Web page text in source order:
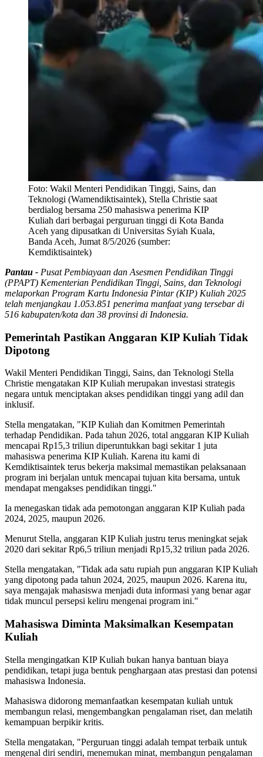
Foto: Wakil Menteri Pendidikan Tinggi, Sains, dan
Teknologi (Wamendiktisaintek), Stella Christie saat
berdialog bersama 250 mahasiswa penerima KIP
Kuliah dari berbagai perguruan tinggi di Kota Banda
Aceh yang dipusatkan di Universitas Syiah Kuala,
Banda Aceh, Jumat 8/5/2026 (sumber:
Kemdiktisaintek)
Pantau - Pusat Pembiayaan dan Asesmen Pendidikan Tinggi
(PPAPT) Kementerian Pendidikan Tinggi, Sains, dan Teknologi
melaporkan Program Kartu Indonesia Pintar (KIP) Kuliah 2025
telah menjangkau 1.053.851 penerima manfaat yang tersebar di
516 kabupaten/kota dan 38 provinsi di Indonesia.
Pemerintah Pastikan Anggaran KIP Kuliah Tidak
Dipotong
Wakil Menteri Pendidikan Tinggi, Sains, dan Teknologi Stella
Christie mengatakan KIP Kuliah merupakan investasi strategis
negara untuk menciptakan akses pendidikan tinggi yang adil dan
inklusif.
Stella mengatakan, "KIP Kuliah dan Komitmen Pemerintah
terhadap Pendidikan. Pada tahun 2026, total anggaran KIP Kuliah
mencapai Rp15,3 triliun diperuntukkan bagi sekitar 1 juta
mahasiswa penerima KIP Kuliah. Karena itu kami di
Kemdiktisaintek terus bekerja maksimal memastikan pelaksanaan
program ini berjalan untuk mencapai tujuan kita bersama, untuk
mendapat mengakses pendidikan tinggi."
Ia menegaskan tidak ada pemotongan anggaran KIP Kuliah pada
2024, 2025, maupun 2026.
Menurut Stella, anggaran KIP Kuliah justru terus meningkat sejak
2020 dari sekitar Rp6,5 triliun menjadi Rp15,32 triliun pada 2026.
Stella mengatakan, "Tidak ada satu rupiah pun anggaran KIP Kuliah
yang dipotong pada tahun 2024, 2025, maupun 2026. Karena itu,
saya mengajak mahasiswa menjadi duta informasi yang benar agar
tidak muncul persepsi keliru mengenai program ini."
Mahasiswa Diminta Maksimalkan Kesempatan
Kuliah
Stella mengingatkan KIP Kuliah bukan hanya bantuan biaya
pendidikan, tetapi juga bentuk penghargaan atas prestasi dan potensi
mahasiswa Indonesia.
Mahasiswa didorong memanfaatkan kesempatan kuliah untuk
membangun relasi, mengembangkan pengalaman riset, dan melatih
kemampuan berpikir kritis.
Stella mengatakan, "Perguruan tinggi adalah tempat terbaik untuk
mengenal diri sendiri, menemukan minat, membangun pengalaman